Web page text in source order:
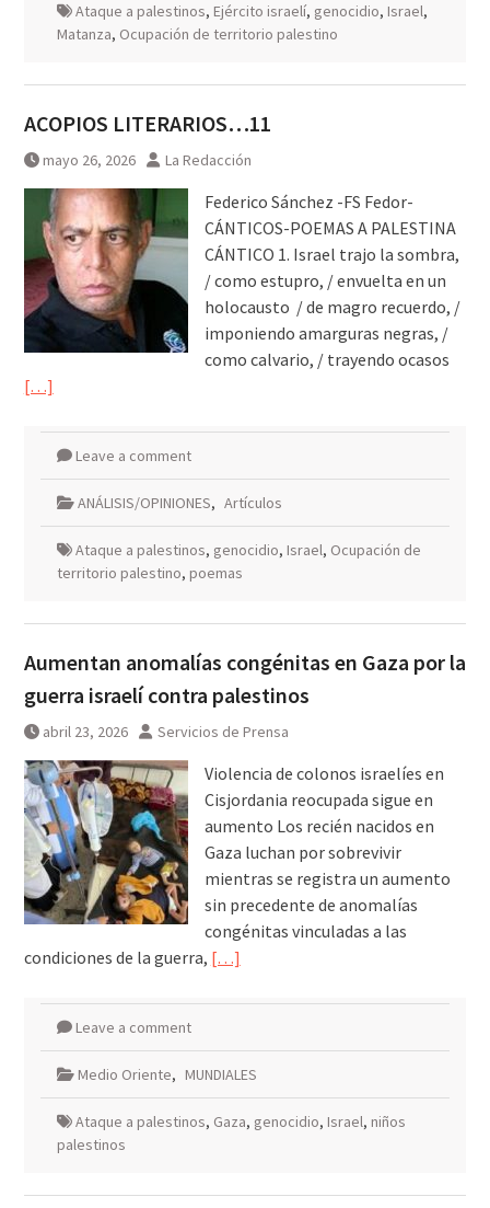
Ataque a palestinos, Ejército israelí, genocidio, Israel,
Matanza, Ocupación de territorio palestino
ACOPIOS LITERARIOS…11
mayo 26, 2026 La Redacción
Federico Sánchez -FS Fedor-
CÁNTICOS-POEMAS A PALESTINA
CÁNTICO 1. Israel trajo la sombra,
/ como estupro, / envuelta en un
holocausto / de magro recuerdo, /
imponiendo amarguras negras, /
como calvario, / trayendo ocasos
[…]
Leave a comment
ANÁLISIS/OPINIONES, Artículos
Ataque a palestinos, genocidio, Israel, Ocupación de
territorio palestino, poemas
Aumentan anomalías congénitas en Gaza por la
guerra israelí contra palestinos
abril 23, 2026 Servicios de Prensa
Violencia de colonos israelíes en
Cisjordania reocupada sigue en
aumento Los recién nacidos en
Gaza luchan por sobrevivir
mientras se registra un aumento
sin precedente de anomalías
congénitas vinculadas a las
condiciones de la guerra, […]
Leave a comment
Medio Oriente, MUNDIALES
Ataque a palestinos, Gaza, genocidio, Israel, niños
palestinos